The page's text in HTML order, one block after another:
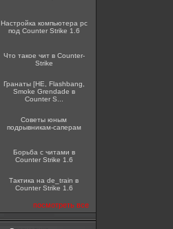
Настройка компьютера pc
под Counter Strike 1.6
Что такое чит в Counter-
Strike
Гранаты [HE, Flashbang,
Smoke Grendade в
Counter S...
Советы юным
подрывникам-саперам
Борьба с читами в
Counter Strike 1.6
Тактика на de_train в
Counter Strike 1.6
посмотреть все